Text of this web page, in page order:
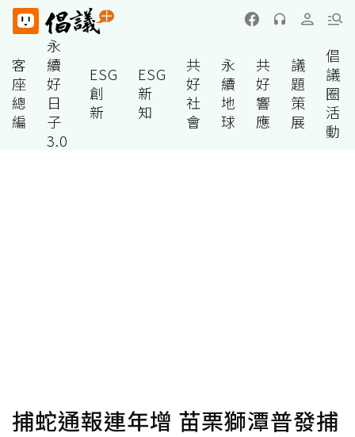
客
座
總
編
永
續
好
日
子
3.0
ESG
創
新
ESG
新
知
共
好
社
會
永
續
地
球
共
好
響
應
議
題
策
展
倡
議
圈
活
動
捕蛇通報連年增 苗栗獅潭普發捕